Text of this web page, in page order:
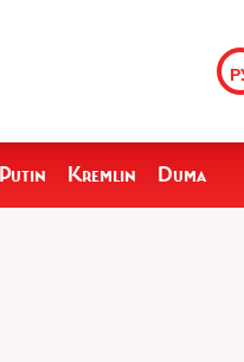
Putin Kremlin Duma